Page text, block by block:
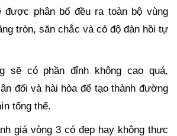
được phân bố đều ra toàn bộ vùng
tròn, săn chắc và có độ đàn hồi tự
sẽ có phần đỉnh không cao quá,
đối và hài hòa để tạo thành đường
tổng thể.
giá vòng 3 có đẹp hay không thực